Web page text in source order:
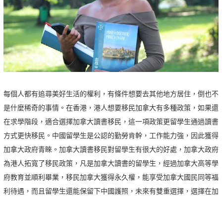
每個人都有追尋美好生活的權利，有條件想要去其他地方居住，倒也不
是什麼稀奇的事情。在香港，港人想要移民加拿大有多種政策，如果還
在求學階段，適合選擇加拿大讀書移民，這一項政策更留學生通過讀書
方式更快移民。中國留學生是公認的勤勞肯幹，工作能力強，因此獲得
加拿大政府青睞。加拿大讀書移民對留學生有很大的好處，加拿大政府
為港人拓寬了移民政策，凡是加拿大讀書的留學生，經過加拿大高等學
府教育並順利畢業，移民加拿大獲得永久權，能享受加拿大國民同等福
利待遇，而且留學生還能保留下中國護照，未來有雙重選擇，選擇在加